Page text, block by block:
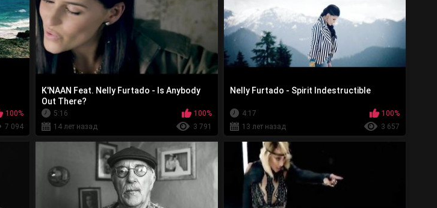
100%
7 094
K'NAAN Feat. Nelly Furtado - Is Anybody
Out There?
5:16
100%
14 лет назад
3 791
Nelly Furtado - Spirit Indestructible
4:17
100%
13 лет назад
3 657